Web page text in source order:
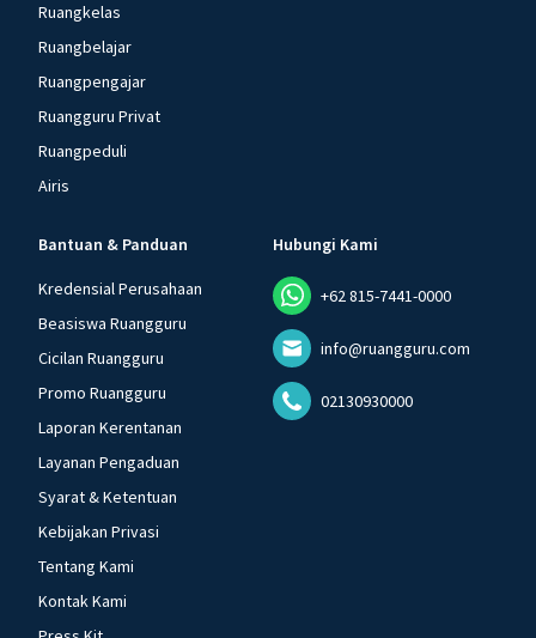
Ruangkelas
Ruangbelajar
Ruangpengajar
Ruangguru Privat
Ruangpeduli
Airis
Bantuan & Panduan
Kredensial Perusahaan
Beasiswa Ruangguru
Cicilan Ruangguru
Promo Ruangguru
Laporan Kerentanan
Layanan Pengaduan
Syarat & Ketentuan
Kebijakan Privasi
Tentang Kami
Kontak Kami
Hubungi Kami
+62 815-7441-0000
info@ruangguru.com
02130930000